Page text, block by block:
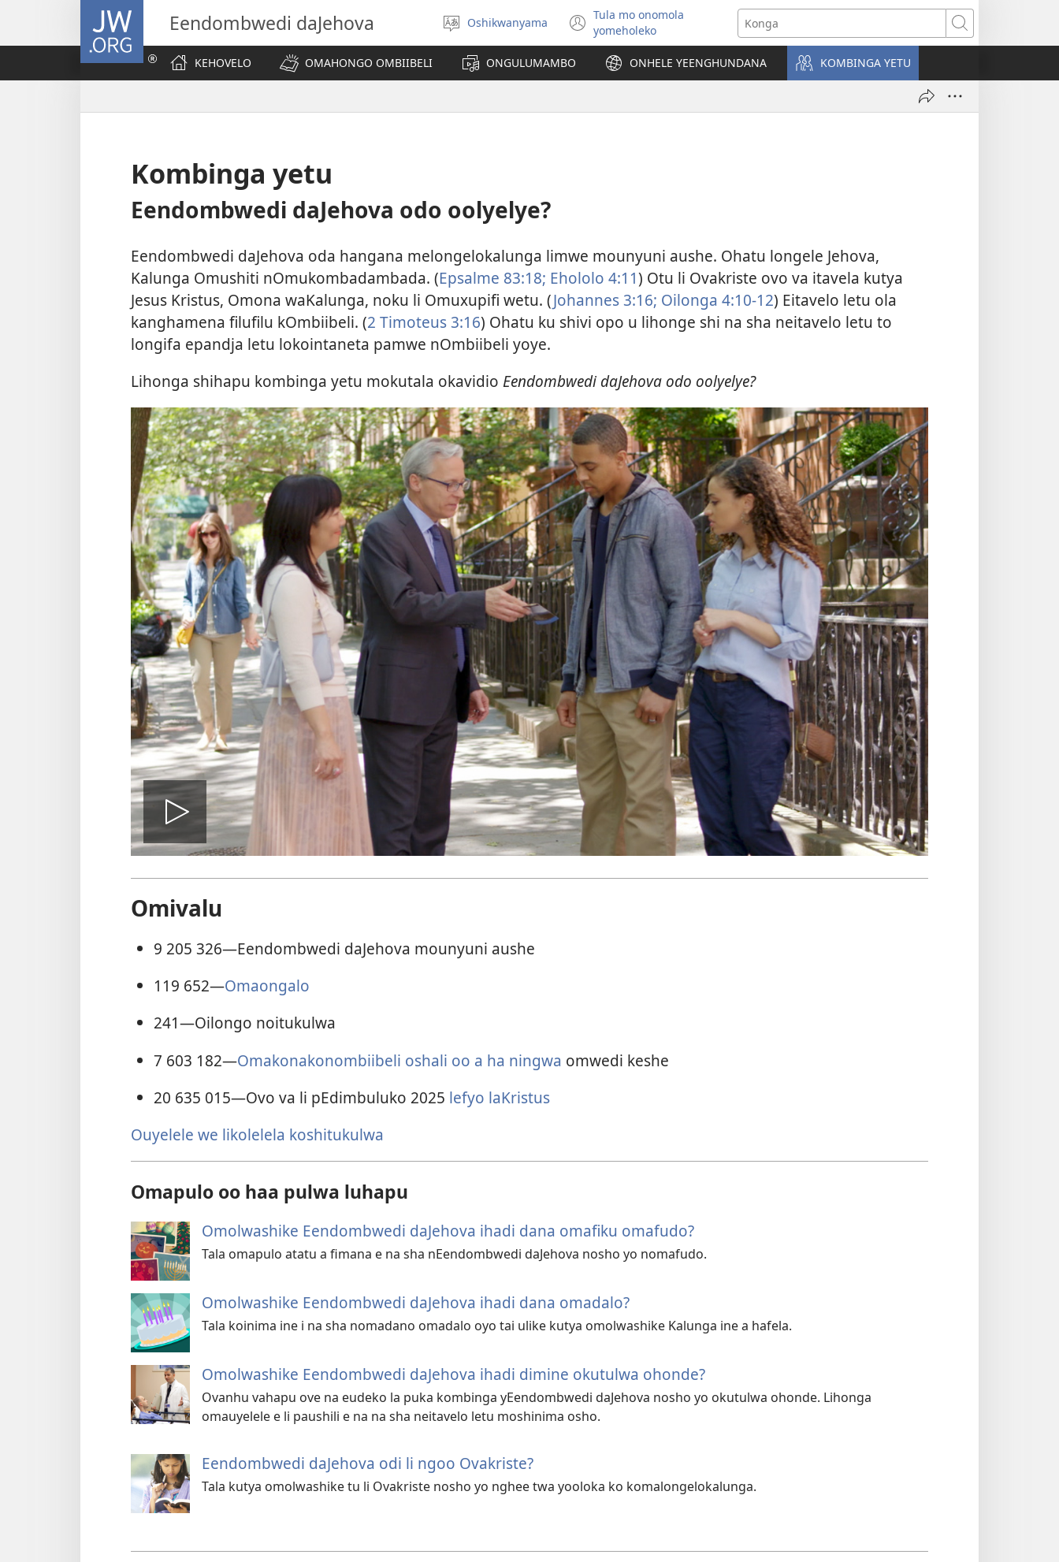
JW.ORG
Eendombwedi daJehova
Hoolola
elaka
Oshikwanyama
Tula mo onomola
yomeholeko(patulula
epandja
lipe)
Konga
KEHOVELO OMAHONGO OMBIIBELI ONGULUMAMBO ONHELE YEENGHUNDANA KOMBINGA YETU
Kombinga yetu
Eendombwedi daJehova odo oolyelye?
Eendombwedi daJehova oda hangana melongelokalunga limwe mounyuni aushe. Ohatu longele Jehova,
Kalunga Omushiti nOmukombadambada. (Epsalme 83:18; Ehololo 4:11) Otu li Ovakriste ovo va itavela kutya
Jesus Kristus, Omona waKalunga, noku li Omuxupifi wetu. (Johannes 3:16; Oilonga 4:10-12) Eitavelo letu ola
kanghamena filufilu kOmbiibeli. (2 Timoteus 3:16) Ohatu ku shivi opo u lihonge shi na sha neitavelo letu to
longifa epandja letu lokointaneta pamwe nOmbiibeli yoye.
Lihonga shihapu kombinga yetu mokutala okavidio Eendombwedi daJehova odo oolyelye?
Dana
okavidio
Omivalu
9 205 326—Eendombwedi daJehova mounyuni aushe
119 652—Omaongalo
241—Oilongo noitukulwa
7 603 182—Omakonakonombiibeli oshali oo a ha ningwa omwedi keshe
20 635 015—Ovo va li pEdimbuluko 2025 lefyo laKristus
Ouyelele we likolelela koshitukulwa
Omapulo oo haa pulwa luhapu
Omolwashike Eendombwedi daJehova ihadi dana omafiku omafudo?
Tala omapulo atatu a fimana e na sha nEendombwedi daJehova nosho yo nomafudo.
Omolwashike Eendombwedi daJehova ihadi dana omadalo?
Tala koinima ine i na sha nomadano omadalo oyo tai ulike kutya omolwashike Kalunga ine a hafela.
Omolwashike Eendombwedi daJehova ihadi dimine okutulwa ohonde?
Ovanhu vahapu ove na eudeko la puka kombinga yEendombwedi daJehova nosho yo okutulwa ohonde. Lihonga
omauyelele e li paushili e na na sha neitavelo letu moshinima osho.
Eendombwedi daJehova odi li ngoo Ovakriste?
Tala kutya omolwashike tu li Ovakriste nosho yo nghee twa yooloka ko komalongelokalunga.